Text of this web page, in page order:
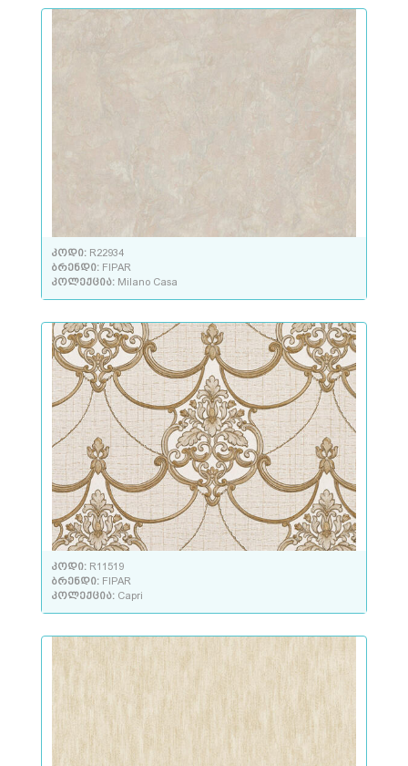
კოდი: R22934
ბრენდი: FIPAR
კოლექცია: Milano Casa
კოდი: R11519
ბრენდი: FIPAR
კოლექცია: Capri